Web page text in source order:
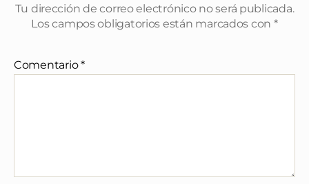
Tu dirección de correo electrónico no será publicada.
Los campos obligatorios están marcados con *
Comentario*